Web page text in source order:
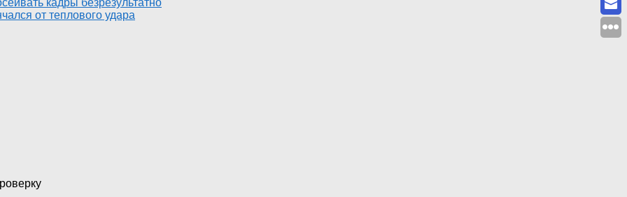
кадры безрезультатно
от теплового удара